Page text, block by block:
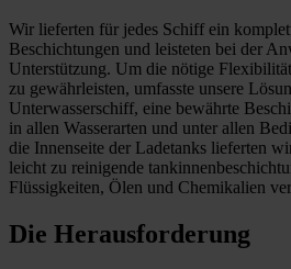
Wir lieferten für jedes Schiff ein
Beschichtungen und leisteten bei der
Unterstützung. Um die nötige
zu gewährleisten, umfasste unsere
Unterwasserschiff, eine bewährte
in allen Wasserarten und unter allen
die Innenseite der Ladetanks lieferten
leicht zu reinigende
Flüssigkeiten, Ölen und Chemikalien
Die Herausforderung